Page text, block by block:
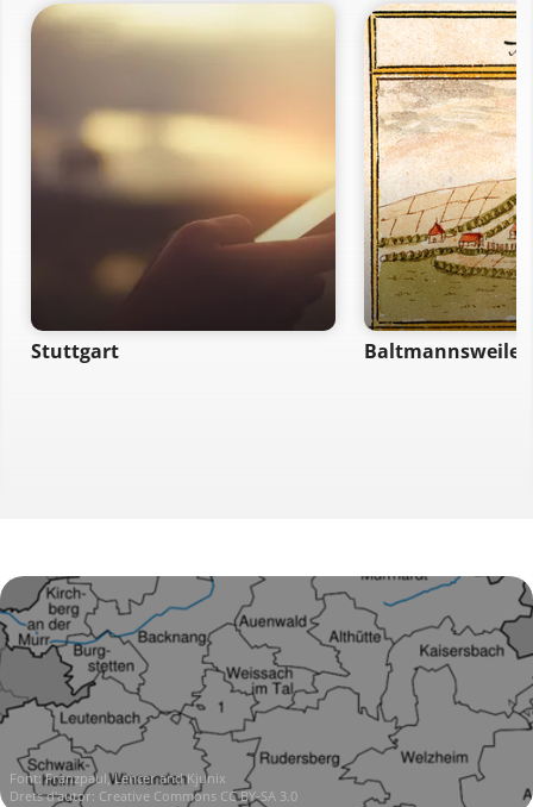
Stuttgart Baltmannsweiler
Font:Franzpaul, Lencer and Kjunix
Drets d'autor: Creative Commons CC BY-SA 3.0